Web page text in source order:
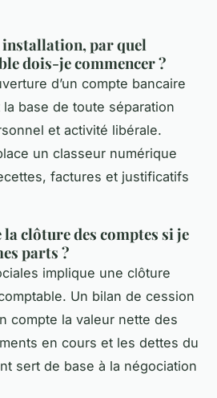
par quel
dois-je commencer ?
d’un compte bancaire
la base de toute séparation
et activité libérale.
un classeur numérique
factures et justificatifs
la clôture des comptes si je
parts ?
implique une clôture
Un bilan de cession
compte la valeur nette des
en cours et les dettes du
sert de base à la négociation